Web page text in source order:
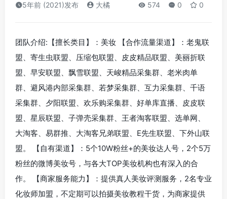
5年前 (2021)发布 大橘 574 0 0
团队介绍:【擅长类目】：美妆 【合作流量渠道】：老鬼联
盟、寄生虫联盟、压缩包联盟、皮皮精品联盟、美丽折联
盟、早安联盟、飘雪联盟、天峻精品采集群、老米肉单
群、避风港内部采集群、若梦采集群、互力采集群、千语
采集群、夕阳联盟、欢乐购采集群、好单库直播、皮皮联
盟、星辰联盟、子弹壳采集群、王者淘客联盟、选单网、
大淘客、易群推、大淘客兄弟联盟、E先生联盟、下外山联
盟。 【自有渠道】：5个10W粉丝+的美妆达人号，2个5万
粉丝的微博美妆号，与各大TOP美妆机构也有深入的合
作。 【商家服务能力】：提供真人美妆评测服务，2名专业
化妆师加盟，不定期可以拍摄美妆教程干货，为商家提供